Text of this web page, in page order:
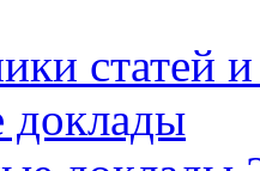
статей
доклады